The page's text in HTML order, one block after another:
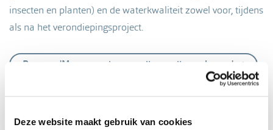
Deze website maakt gebruik van cookies
insecten en planten) en de waterkwaliteit zowel voor, tijdens
als na het verondiepingsproject.
Rapport 'Meerwaarde verondiepen diepe plassen'